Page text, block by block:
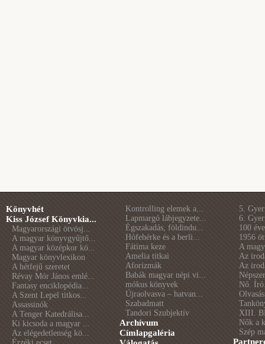
Könyvhét
Kiss József Könyvkia...
Magyarországi ötvösj...
A magyar könyvgyűjtő...
A magyar középkor kö...
Magyar könyvlexikon
A hétfejű szeretet
Révay Mór János emlé...
Fantasy enciklopédia...
A Szent Lepel titkos...
Assassinók
A Tenger Katedrálisa...
Ki kicsoda a magyar ...
Az elégedetlenség kö...
Kontrolling elemek a...
Lapmargó lábjegyzete...
Égszakadás, földindu...
Hófehérke és a berli...
Fátima keze
Amelia titkai
Aforizmák
Babák magyar népi vi...
mókus könyvek
Újraolvasva – hatvan...
Szabadmatt
Tandori Szubjektív
Archívum
Címlapgaléria
5.
6.
100
1956
A
Az
Az
Nő.
XIII.
Nők a
Szép